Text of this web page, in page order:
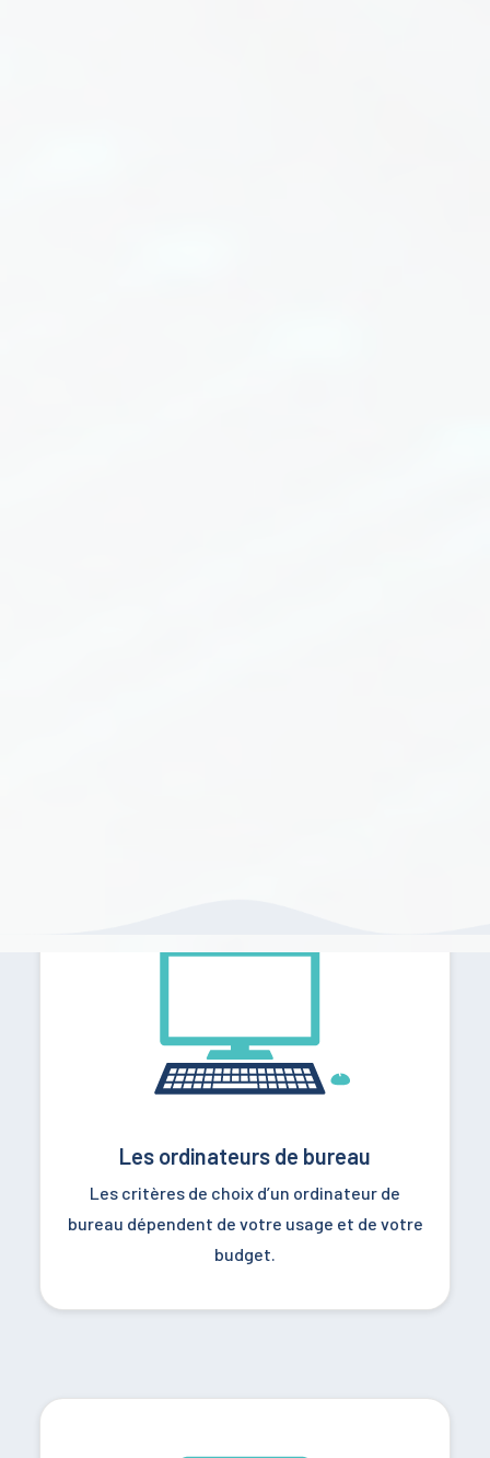
Les ordinateurs de bureau
Les critères de choix d’un ordinateur de
bureau dépendent de votre usage et de votre
budget.